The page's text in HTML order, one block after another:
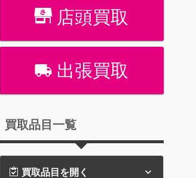
店頭買取
出張買取
買取品目一覧
買取品目を開く